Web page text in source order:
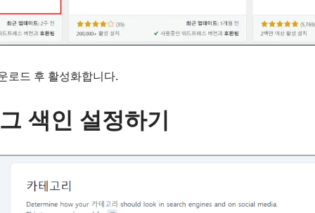
로드 후 활성화합니다.
색인 설정하기